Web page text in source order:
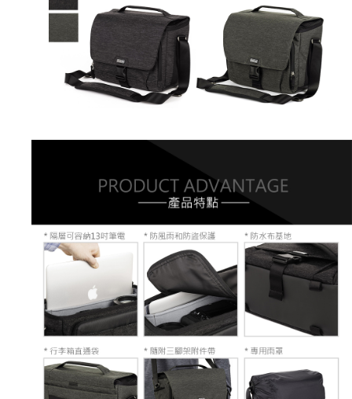
４．使用「AFTEE先享後付」時，將依據個別帳號之用戶狀況，依本公司即
時審查核予不同之上限額度；若仍有額度不足之情形，本公司將視審查結果
請求用戶進行身份認證。
５．嚴禁一人註冊多個帳號或使用他人資訊註冊。若發現惡意使用之情形，
恩沛科技股份有限公司將有權停止該用戶之使用額度並採取法律行動。